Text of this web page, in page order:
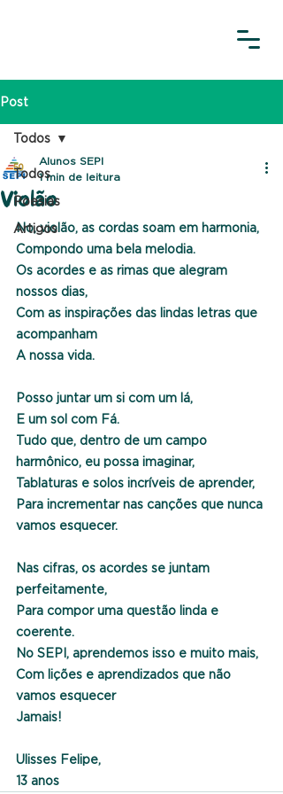
Post
Todos
Poesias
Artigos
Todos
Violão
Alunos SEPI
1 min de leitura
No, violão, as cordas soam em harmonia,
Compondo uma bela melodia.
Os acordes e as rimas que alegram
nossos dias,
Com as inspirações das lindas letras que
acompanham
A nossa vida.
Posso juntar um si com um lá,
E um sol com Fá.
Tudo que, dentro de um campo
harmônico, eu possa imaginar,
Tablaturas e solos incríveis de aprender,
Para incrementar nas canções que nunca
vamos esquecer.
Nas cifras, os acordes se juntam
perfeitamente,
Para compor uma questão linda e
coerente.
No SEPI, aprendemos isso e muito mais,
Com lições e aprendizados que não
vamos esquecer
Jamais!
Ulisses Felipe,
13 anos